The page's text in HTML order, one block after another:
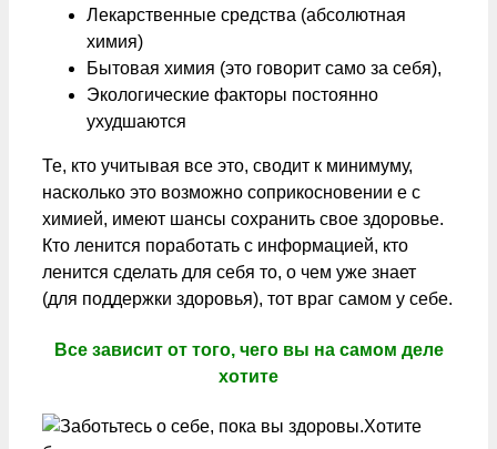
Лекарственные средства (абсолютная
химия)
Бытовая химия (это говорит само за себя),
Экологические факторы постоянно
ухудшаются
Те, кто учитывая все это, сводит к минимуму,
насколько это возможно соприкосновении е с
химией, имеют шансы сохранить свое здоровье.
Кто ленится поработать с информацией, кто
ленится сделать для себя то, о чем уже знает
(для поддержки здоровья), тот враг самом у себе.
Все зависит от того, чего вы на самом деле
хотите
Хотите